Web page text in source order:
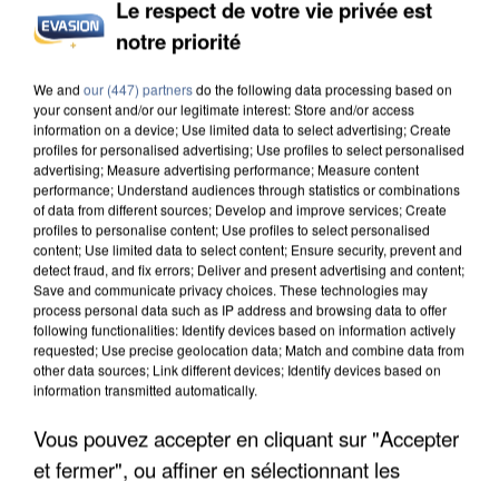
INTERPELLÉ EN ALGÉRIE
Le respect de votre vie privée est
notre priorité
We and our (447) partnersdo the following data processing based on
your consent and/or our legitimate interest: Store and/or access
information on a device; Use limited data to select advertising; Create
profiles for personalised advertising; Use profiles to select personalised
advertising; Measure advertising performance; Measure content
performance; Understand audiences through statistics or combinations
of data from different sources; Develop and improve services; Create
profiles to personalise content; Use profiles to select personalised
content; Use limited data to select content; Ensure security, prevent and
detect fraud, and fix errors; Deliver and present advertising and content;
Save and communicate privacy choices. These technologies may
process personal data such as IP address and browsing data to offer
following functionalities: Identify devices based on information actively
requested; Use precise geolocation data; Match and combine data from
other data sources; Link different devices; Identify devices based on
information transmitted automatically.
Vous pouvez accepter en cliquant sur "Accepter
et fermer", ou affiner en sélectionnant les